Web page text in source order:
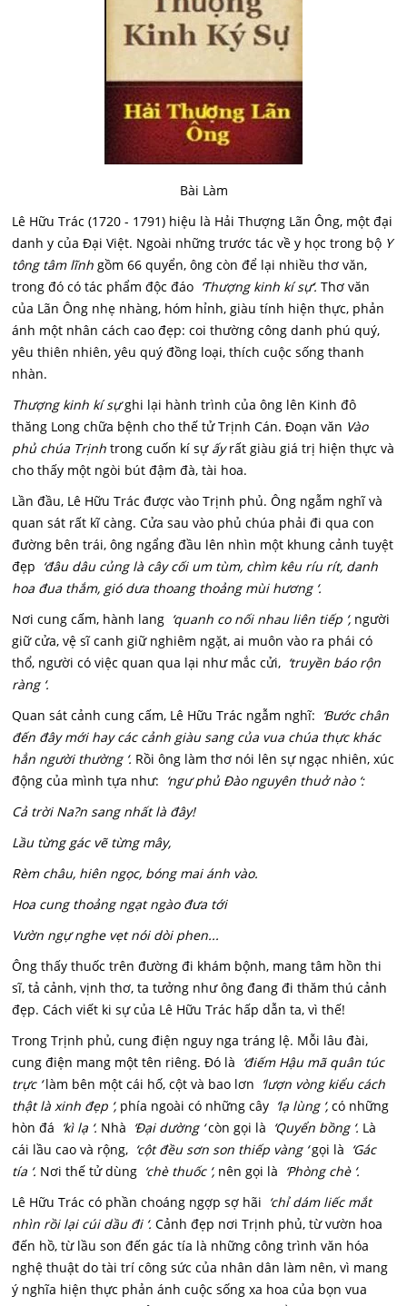
Bài Làm
Lê Hữu Trác (1720 - 1791) hiệu là Hải Thượng Lãn Ông, một đại
danh y của Đại Việt. Ngoài những trước tác về y học trong bộ Y
tông tâm lĩnh gồm 66 quyển, ông còn để lại nhiều thơ văn,
trong đó có tác phẩm độc đáo ‘Thượng kinh kí sự‘. Thơ văn
của Lãn Ông nhẹ nhàng, hóm hỉnh, giàu tính hiện thực, phản
ánh một nhân cách cao đẹp: coi thường công danh phú quý,
yêu thiên nhiên, yêu quý đồng loại, thích cuộc sống thanh
nhàn.
Thượng kinh kí sựghi lại hành trình của ông lên Kinh đô
thăng Long chữa bệnh cho thế tử Trịnh Cán. Đoạn văn Vào
phủ chúa Trịnh trong cuốn kí sự ấyrất giàu giá trị hiện thực và
cho thấy một ngòi bút đậm đà, tài hoa.
Lần đầu, Lê Hữu Trác được vào Trịnh phủ. Ông ngẫm nghĩ và
quan sát rất kĩ càng. Cửa sau vào phủ chúa phải đi qua con
đường bên trái, ông ngẩng đầu lên nhìn một khung cảnh tuyệt
đẹp ‘đâu dâu củng là cây cối um tùm, chìm kêu ríu rít, danh
hoa đua thắm, gió dưa thoang thoảng mùi hương ‘.
Nơi cung cấm, hành lang ‘quanh co nối nhau liên tiếp ‘, người
giữ cửa, vệ sĩ canh giữ nghiêm ngặt, ai muôn vào ra phái có
thổ, người có việc quan qua lại như mắc cửi, ‘truyền báo rộn
ràng ‘.
Quan sát cảnh cung cấm, Lê Hữu Trác ngẫm nghĩ: ‘Bước chân
đến đây mới hay các cảnh giàu sang của vua chúa thực khác
hẳn người thường ‘. Rồi ông làm thơ nói lên sự ngạc nhiên, xúc
động của mình tựa như: ‘ngư phủ Đào nguyên thuở nào ‘:
Cả trời Na?n sang nhất là đây!
Lầu từng gác vẽ từng mây,
Rèm châu, hiên ngọc, bóng mai ánh vào.
Hoa cung thoảng ngạt ngào đưa tới
Vườn ngự nghe vẹt nói dòi phen...
Ông thấy thuốc trên đường đi khám bộnh, mang tâm hồn thi
sĩ, tả cảnh, vịnh thơ, ta tưởng như ông đang đi thăm thú cảnh
đẹp. Cách viết ki sự của Lê Hữu Trác hấp dẫn ta, vì thế!
Trong Trịnh phủ, cung điện nguy nga tráng lệ. Mỗi lâu đài,
cung điện mang một tên riêng. Đó là ‘điếm Hậu mã quân túc
trực ‘làm bên một cái hố, cột và bao lơn ‘lượn vòng kiểu cách
thật là xinh đẹp ‘, phía ngoài có những cây ‘lạ lùng ‘, có những
hòn đá ‘kì lạ ‘. Nhà ‘Đại dường ‘còn gọi là ‘Quyển bồng ‘. Là
cái lầu cao và rộng, ‘cột đều sơn son thiếp vàng ‘gọi là ‘Gác
tía ‘. Nơi thế tử dùng ‘chè thuốc ‘, nên gọi là ‘Phòng chè ‘.
Lê Hữu Trác có phần choáng ngợp sợ hãi ‘chỉ dám liếc mắt
nhìn rồi lại cúi dầu đi ‘. Cảnh đẹp nơi Trịnh phủ, từ vườn hoa
đến hồ, từ lầu son đến gác tía là những công trình văn hóa
nghệ thuật do tài trí công sức của nhân dân làm nên, vì mang
ý nghĩa hiện thực phản ánh cuộc sống xa hoa của bọn vua